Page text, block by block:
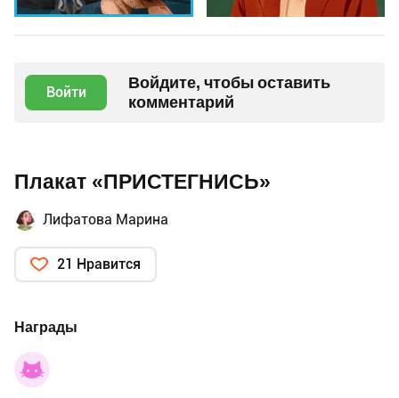
Войти
Войдите, чтобы оставить
комментарий
Плакат «ПРИСТЕГНИСЬ»
Лифатова Марина
21 Нравится
Награды